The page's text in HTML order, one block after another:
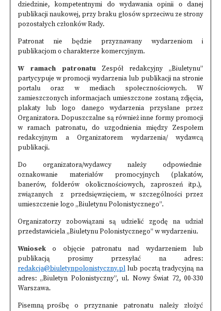
dziedzinie, kompetentnymi do wydawania opinii o danej
publikacji naukowej, przy braku głosów sprzeciwu ze strony
pozostałych członków Rady.
Patronat nie będzie przyznawany wydarzeniom i
publikacjom o charakterze komercyjnym.
W ramach patronatu Zespół redakcyjny „Biuletynu”
partycypuje w promocji wydarzenia lub publikacji na stronie
portalu oraz w mediach społecznościowych. W
zamieszczonych informacjach umieszczone zostaną zdjęcia,
plakaty lub logo danego wydarzenia przysłane przez
Organizatora. Dopuszczalne są również inne formy promocji
w ramach patronatu, do uzgodnienia między Zespołem
redakcyjnym a Organizatorem wydarzenia/ wydawcą
publikacji.
Do organizatora/wydawcy należy odpowiednie
oznakowanie materiałów promocyjnych (plakatów,
banerów, folderów okolicznościowych, zaproszeń itp.),
związanych z przedsięwzięciem, w szczególności przez
umieszczenie logo „Biuletynu Polonistycznego”.
Organizatorzy zobowiązani są udzielić zgodę na udział
przedstawiciela „Biuletynu Polonistycznego” w wydarzeniu.
Wnioseko objęcie patronatu nad wydarzeniem lub
publikacją prosimy przesyłać na adres:
redakcja@biuletynpolonistyczny.pl lub pocztą tradycyjną na
adres: „Biuletyn Polonistyczny”, ul. Nowy Świat 72, 00-330
Warszawa.
Pisemną prośbę o przyznanie patronatu należy złożyć